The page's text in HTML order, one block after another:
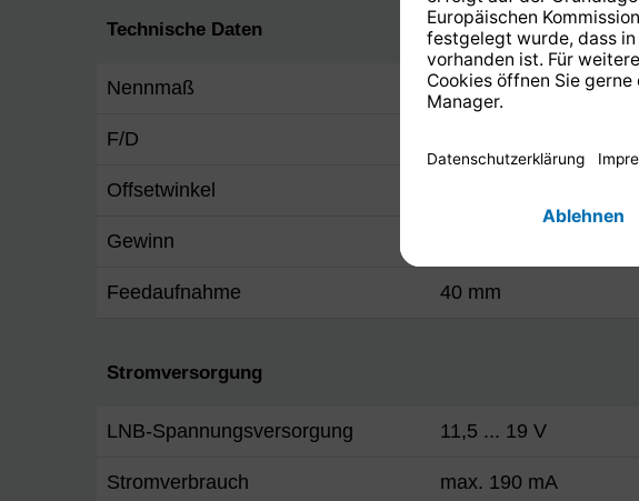
Technische Daten
Nennmaß 0,45 m
F/D
Offsetwinkel
Gewinn
Feedaufnahme 40 mm
Stromversorgung
LNB-Spannungsversorgung 11,5 ... 19 V
Stromverbrauch max. 190 mA